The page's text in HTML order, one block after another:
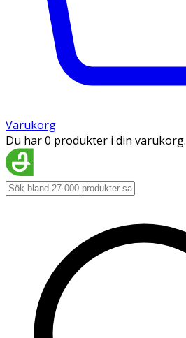
Varukorg
Du har 0 produkter i din varukorg.